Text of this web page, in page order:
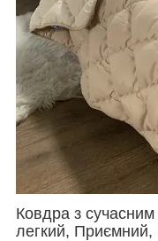
Ковдра з
легкий, Приємний,